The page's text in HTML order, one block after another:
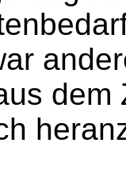
dem